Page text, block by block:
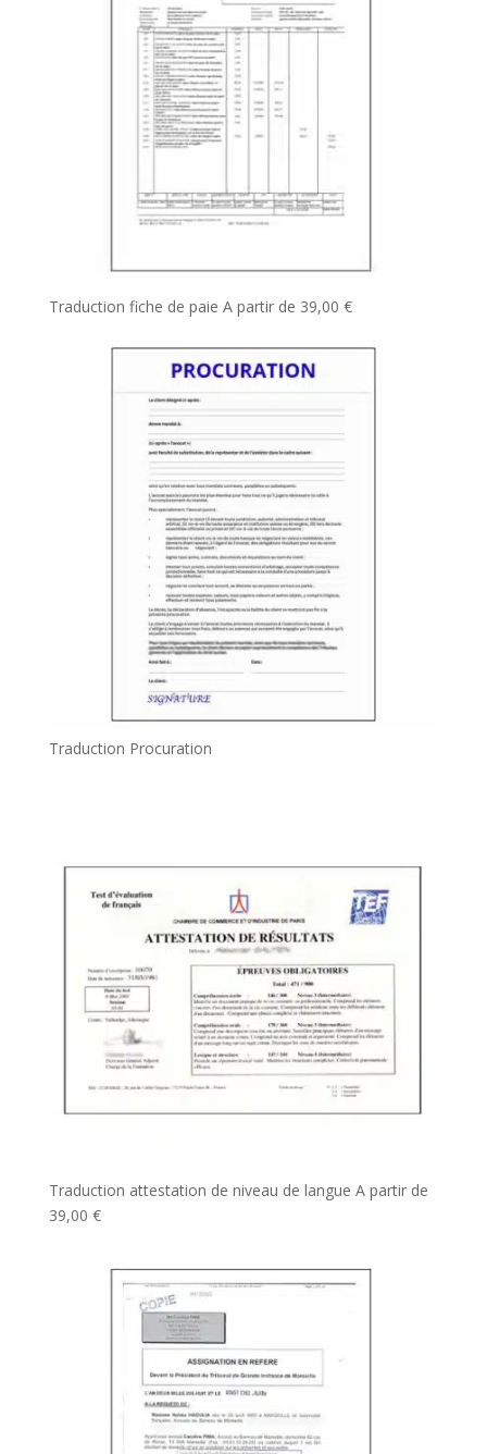
Traduction fiche de paie A partir de 39,00 €
Traduction Procuration
Traduction attestation de niveau de langue A partir de
39,00 €